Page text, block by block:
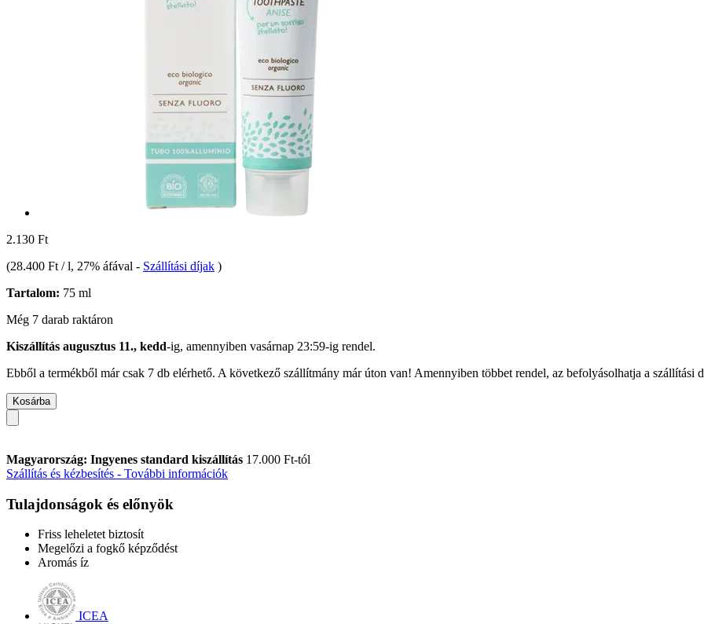
2.130 Ft
(28.400 Ft / l, 27% áfával - Szállítási díjak )
Tartalom: 75 ml
Még 7 darab raktáron
Kiszállítás augusztus 11., kedd-ig, amennyiben vasárnap 23:59-ig rendel.
Ebből a termékből már csak 7 db elérhető. A következő szállítmány már úton van! Amennyiben többet rendel, az befolyásolhatja a szállítási
Kosárba
Magyarország: Ingyenes standard kiszállítás 17.000 Ft-tól
Szállítás és kézbesítés - További információk
Tulajdonságok és előnyök
Friss leheletet biztosít
Megelőzi a fogkő képződést
Aromás íz
ICEA